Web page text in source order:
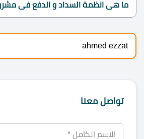
ما هى انظمة السداد و الدفع فى
ahmed ezzat
تواصل معنا